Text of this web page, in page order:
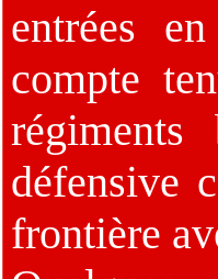
entrées
compte
défensive
frontière